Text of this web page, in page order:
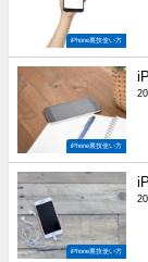
iPhone裏技使い方
iPhone裏技使い方
iPhone裏技使い方